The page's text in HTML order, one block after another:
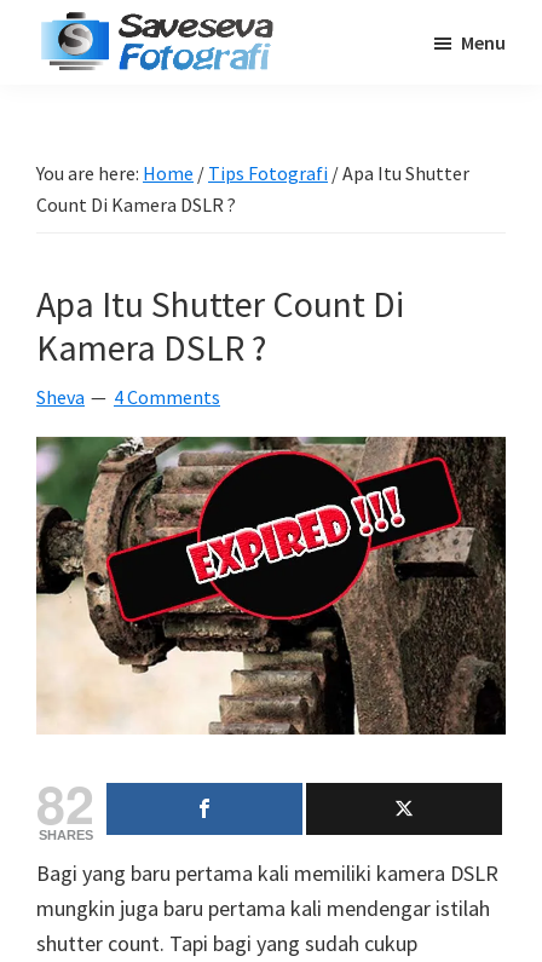
Pemula
-
Tutorial
-
-
Traveling
Menu
You are here: Home / Tips Fotografi /Apa Itu Shutter
Count Di Kamera DSLR ?
Apa Itu Shutter Count Di
Kamera DSLR ?
Sheva 4 Comments
82
SHARES
Bagi yang baru pertama kali memiliki kamera DSLR
mungkin juga baru pertama kali mendengar istilah
shutter count. Tapi bagi yang sudah cukup